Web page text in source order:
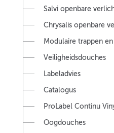
Salvi openbare
Chrysalis openbare
Modulaire trappen
Veiligheidsdouches
Labeladvies
Catalogus
ProLabel Continu
Oogdouches